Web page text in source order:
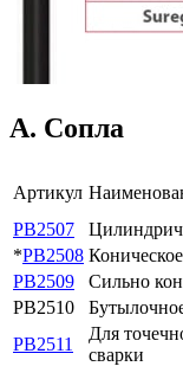
А. Сопла
Артикул
PB2507
*PB2508 Коническое
PB2509
Сильно
PB2510
PB2511
Для
сварки